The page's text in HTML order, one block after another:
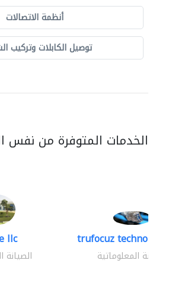
أنظمة الاتصالات
توصيل الكابلات وتركيب
الخدمات المتوفرة من نفس
llc
الصيانة
trufocuz
الصيانة المعلوماتية